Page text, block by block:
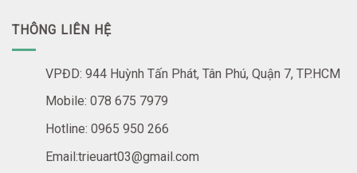
THÔNG LIÊN HỆ
VPĐD: 944 Huỳnh Tấn Phát, Tân Phú, Quận 7, TP.HCM
Mobile: 078 675 7979
Hotline: 0965 950 266
Email:trieuart03@gmail.com